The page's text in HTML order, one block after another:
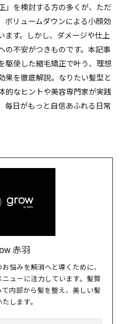
」を検討する方の多くが、ただ
ボリュームダウンによる小顔効
ます。しかし、ダメージや仕上
の不安がつきものです。本記事
駆使した縮毛矯正で叶う、理想
果を徹底解説。なりたい髪型と
的なヒントや美容専門家が実践
毎日がもっと自信あふれる日常
赤羽
悩みを解消へと導くために、
ューに注力しています。髪質
内部から髪を整え、美しい髪
します。